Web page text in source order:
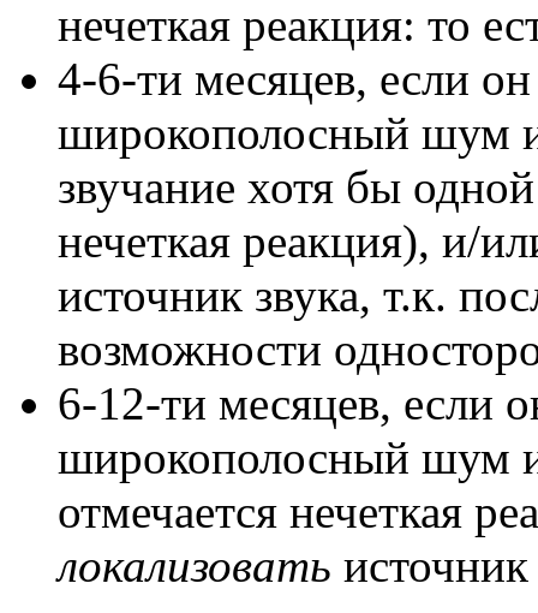
нечеткая реакция: то
4-6-ти месяцев, если
широкополосный шум
звучание хотя бы
нечеткая реакция), и/
источник звука, т.к.
возможности
6-12-ти месяцев, если
широкополосный шум
отмечается нечеткая
локализовать источник